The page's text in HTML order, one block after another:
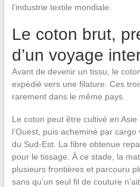
l’industrie textile mondiale.
Le coton brut,
d’un voyage
Avant de devenir un tissu, le
expédié vers une filature. Ces
rarement dans le même pays.
Le coton peut être cultivé en
l’Ouest, puis acheminé par
du Sud-Est. La fibre obtenue
pour le tissage. À ce stade, la
plusieurs frontières et parcouru
sans qu’un seul fil de couture